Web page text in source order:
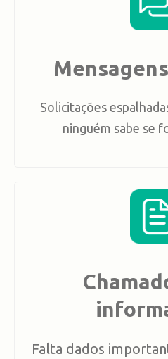
Solicitações
ninguém sabe se
Falta dados